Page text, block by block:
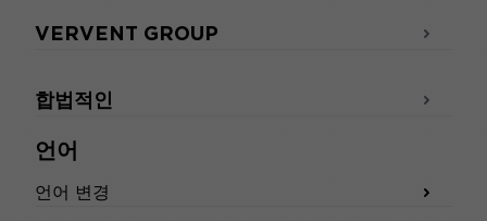
언어
언어 변경
VERVENT GROUP
합법적인